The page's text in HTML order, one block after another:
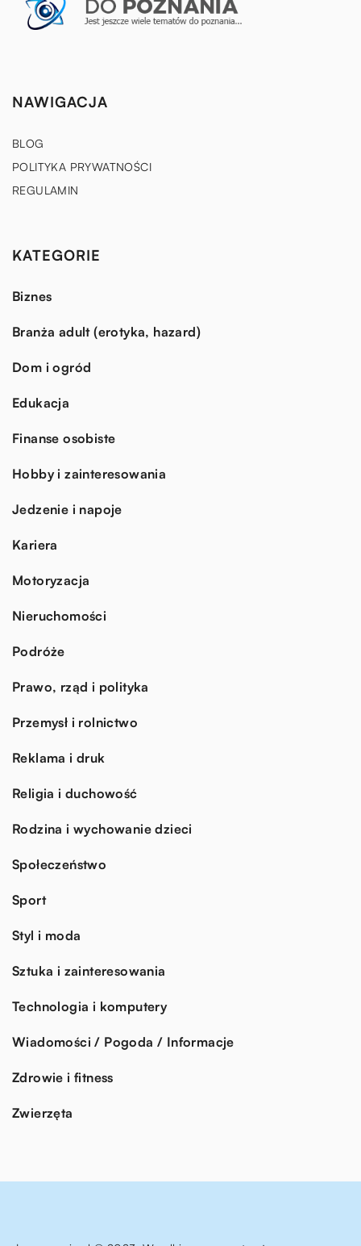
NAWIGACJA
BLOG
POLITYKA PRYWATNOŚCI
REGULAMIN
KATEGORIE
Biznes
Branża adult (erotyka, hazard)
Dom i ogród
Edukacja
Finanse osobiste
Hobby i zainteresowania
Jedzenie i napoje
Kariera
Motoryzacja
Nieruchomości
Podróże
Prawo, rząd i polityka
Przemysł i rolnictwo
Reklama i druk
Religia i duchowość
Rodzina i wychowanie dzieci
Społeczeństwo
Sport
Styl i moda
Sztuka i zainteresowania
Technologia i komputery
Wiadomości / Pogoda / Informacje
Zdrowie i fitness
Zwierzęta